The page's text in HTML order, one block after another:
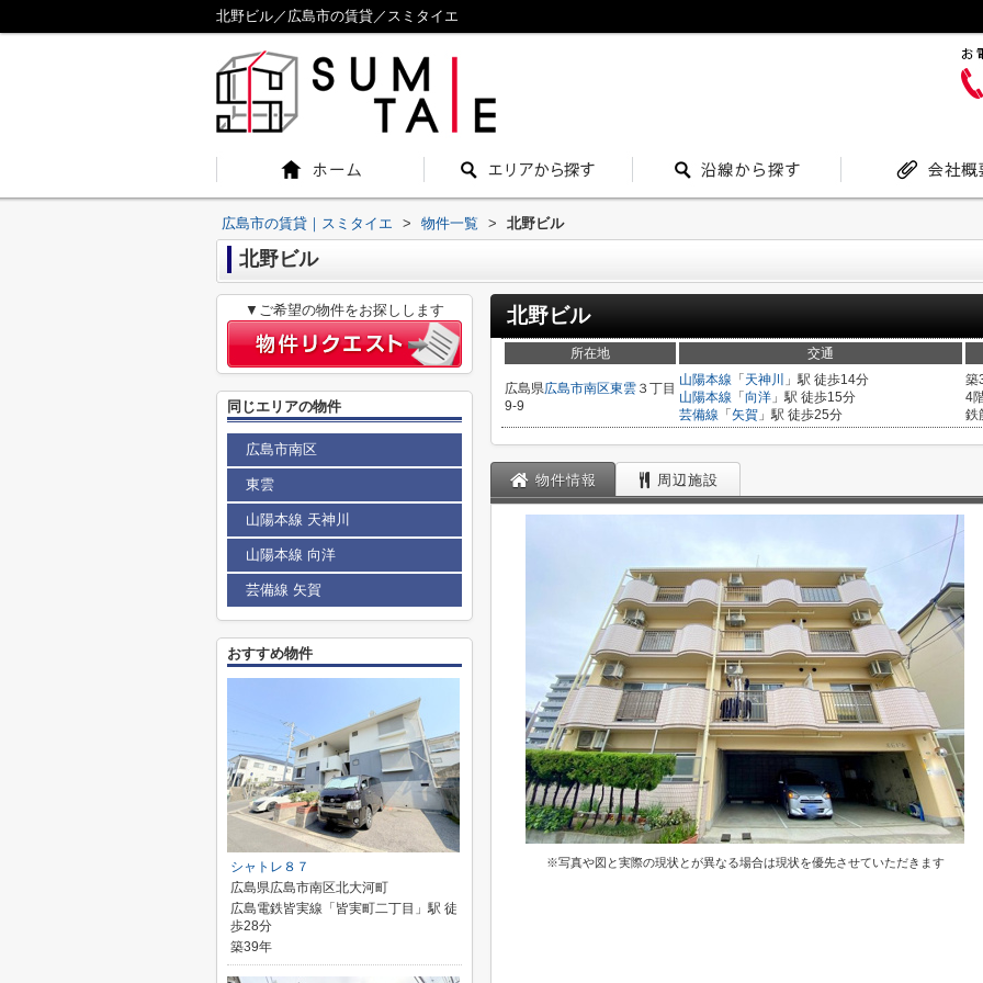
北野ビル／広島市の賃貸／スミタイエ
広島市の賃貸｜スミタイエ > 物件一覧 > 北野ビル
北野ビル
北野ビル
所在地 交通
広島県広島市南区東雲 ３丁目
9-9
山陽本線 「 天神川
」駅 徒歩14分
山陽本線 「 向洋 」駅 徒歩15分
芸備線 「 矢賀 」駅 徒歩25分
築
4
鉄
物件情報 周辺施設
※写真や図と実際の現状とが異なる場合は現状を優先させていただきます
▼ご希望の物件をお探しします
同じエリアの物件
広島市南区
東雲
山陽本線 天神川
山陽本線 向洋
芸備線 矢賀
おすすめ物件
シャトレ８７
広島県広島市南区北大河町
広島電鉄皆実線「皆実町二丁目」駅 徒
歩28分
築39年